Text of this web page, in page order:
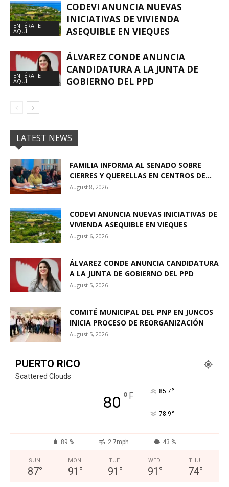
ENTÉRATE
AQUÍ
CODEVI ANUNCIA NUEVAS
INICIATIVAS DE VIVIENDA
ASEQUIBLE EN VIEQUES
ENTÉRATE
AQUÍ
ÁLVAREZ CONDE ANUNCIA
CANDIDATURA A LA JUNTA DE
GOBIERNO DEL PPD
LATEST NEWS
FAMILIA INFORMA AL SENADO SOBRE
CIERRES Y QUERELLAS EN CENTROS DE...
August 8, 2026
CODEVI ANUNCIA NUEVAS INICIATIVAS DE
VIVIENDA ASEQUIBLE EN VIEQUES
August 6, 2026
ÁLVAREZ CONDE ANUNCIA CANDIDATURA
A LA JUNTA DE GOBIERNO DEL PPD
August 5, 2026
COMITÉ MUNICIPAL DEL PNP EN JUNCOS
INICIA PROCESO DE REORGANIZACIÓN
August 5, 2026
PUERTO RICO
Scattered Clouds
80 ° F 85.7°
78.9°
89 % 2.7mph 43 %
SUN
87°
MON
91 °
TUE
91 °
WED
91 °
THU
74°